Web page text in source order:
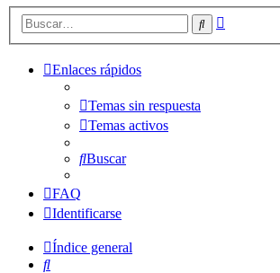
Buscar
Enlaces rápidos
Temas sin respuesta
Temas activos
Buscar
FAQ
Identificarse
Índice general
Buscar